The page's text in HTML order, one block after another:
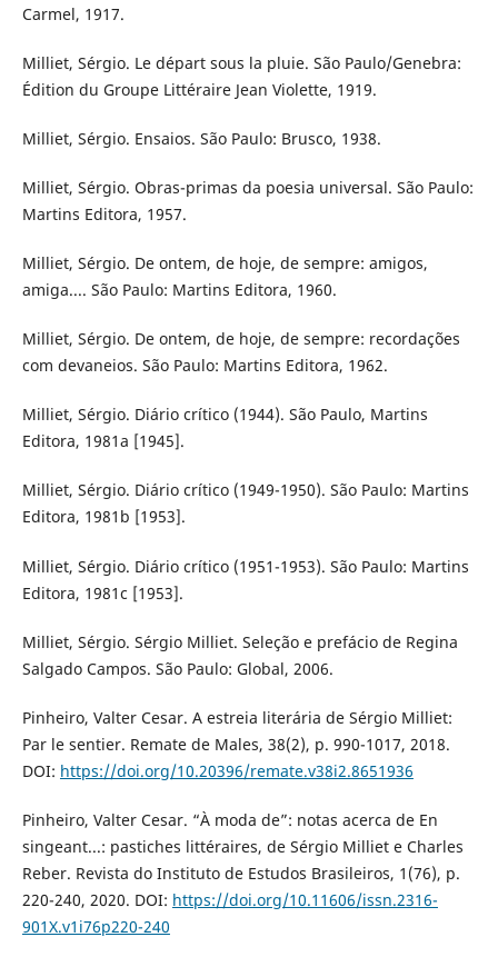
Carmel, 1917.
Milliet, Sérgio. Le départ sous la pluie. São Paulo/Genebra:
Édition du Groupe Littéraire Jean Violette, 1919.
Milliet, Sérgio. Ensaios. São Paulo: Brusco, 1938.
Milliet, Sérgio. Obras-primas da poesia universal. São Paulo:
Martins Editora, 1957.
Milliet, Sérgio. De ontem, de hoje, de sempre: amigos,
amiga.... São Paulo: Martins Editora, 1960.
Milliet, Sérgio. De ontem, de hoje, de sempre: recordações
com devaneios. São Paulo: Martins Editora, 1962.
Milliet, Sérgio. Diário crítico (1944). São Paulo, Martins
Editora, 1981a [1945].
Milliet, Sérgio. Diário crítico (1949-1950). São Paulo: Martins
Editora, 1981b [1953].
Milliet, Sérgio. Diário crítico (1951-1953). São Paulo: Martins
Editora, 1981c [1953].
Milliet, Sérgio. Sérgio Milliet. Seleção e prefácio de Regina
Salgado Campos. São Paulo: Global, 2006.
Pinheiro, Valter Cesar. A estreia literária de Sérgio Milliet:
Par le sentier. Remate de Males, 38(2), p. 990-1017, 2018.
DOI: https://doi.org/10.20396/remate.v38i2.8651936
Pinheiro, Valter Cesar. “À moda de”: notas acerca de En
singeant...: pastiches littéraires, de Sérgio Milliet e Charles
Reber. Revista do Instituto de Estudos Brasileiros, 1(76), p.
220-240, 2020. DOI: https://doi.org/10.11606/issn.2316-
901X.v1i76p220-240